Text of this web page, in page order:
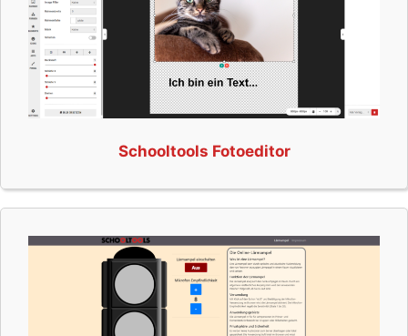
Schooltools Fotoeditor